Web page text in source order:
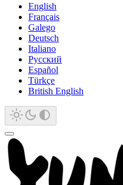
English
Français
Galego
Deutsch
Italiano
Русский
Español
Türkçe
British English